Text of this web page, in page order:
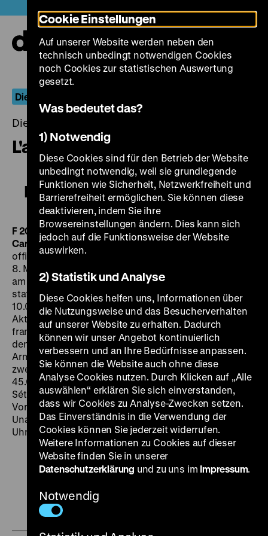
zum
Seiteninhalt
springen
Die Welt in Waffen: Kapitulation
Dienstag, 19. Mai 2015, 20.00 - 00.00 Uhr
L'autre 8 mai 1945
L'autre 8 mai 1945
F 2008, R: Yasmina Adi, K: Laurent Didier, M: Pierre
Carrasco, 53' ·DigiBeta, engl. Fassung Anlässlich der
offiziellen Feiern zum Kriegsende in Europa finden am
8. Mai 1945 in Algerien wie schon einige Tage zuvor,
am 1. Mai, in mehreren Städten Demonstrationen
statt. In Sétif nehmen an den Aufmärschen etwa
10.000 Menschen teil. Es kommt zu gewalttätigen
Aktionen. Schießereien zwischen Demonstranten und
französischen Polizisten münden in einen Aufstand. In
den folgenden Tagen beginnen die französische
Armee und französische Siedler mit einem
zweiwöchigen Massaker, dem zwischen 10.000 und
45.000 Algerier zum Opfer fallen. Das Massaker von
Sétif gilt als eines der zentralen Ereignisse der
Vorgeschichte des Algerienkriegs, der 1962 mit der
Unabhängigkeit Algeriens endet. (ft) DI 19.05. um 20
Uhr · Einführung: Fabian Tietke
Zu
Cookie Einstellungen
Auf unserer Website werden neben den
technisch unbedingt notwendigen Cookies
noch Cookies zur statistischen Auswertung
gesetzt.
Was bedeutet das?
1) Notwendig
Diese Cookies sind für den Betrieb der Website
unbedingt notwendig, weil sie grundlegende
Funktionen wie Sicherheit, Netzwerkfreiheit und
Barrierefreiheit ermöglichen. Sie können diese
deaktivieren, indem Sie ihre
Browsereinstellungen ändern. Dies kann sich
jedoch auf die Funktionsweise der Website
auswirken.
2) Statistik und Analyse
Diese Cookies helfen uns, Informationen über
die Nutzungsweise und das Besucherverhalten
auf unserer Website zu erhalten. Dadurch
können wir unser Angebot kontinuierlich
verbessern und an Ihre Bedürfnisse anpassen.
Sie können die Website auch ohne diese
Analyse Cookies nutzen. Durch Klicken auf „Alle
auswählen“ erklären Sie sich einverstanden,
dass wir Cookies zu Analyse-Zwecken setzen.
Das Einverständnis in die Verwendung der
Cookies können Sie jederzeit widerrufen.
Weitere Informationen zu Cookies auf dieser
Website finden Sie in unserer
Datenschutzerklärung und zu uns im Impressum.
Notwendig